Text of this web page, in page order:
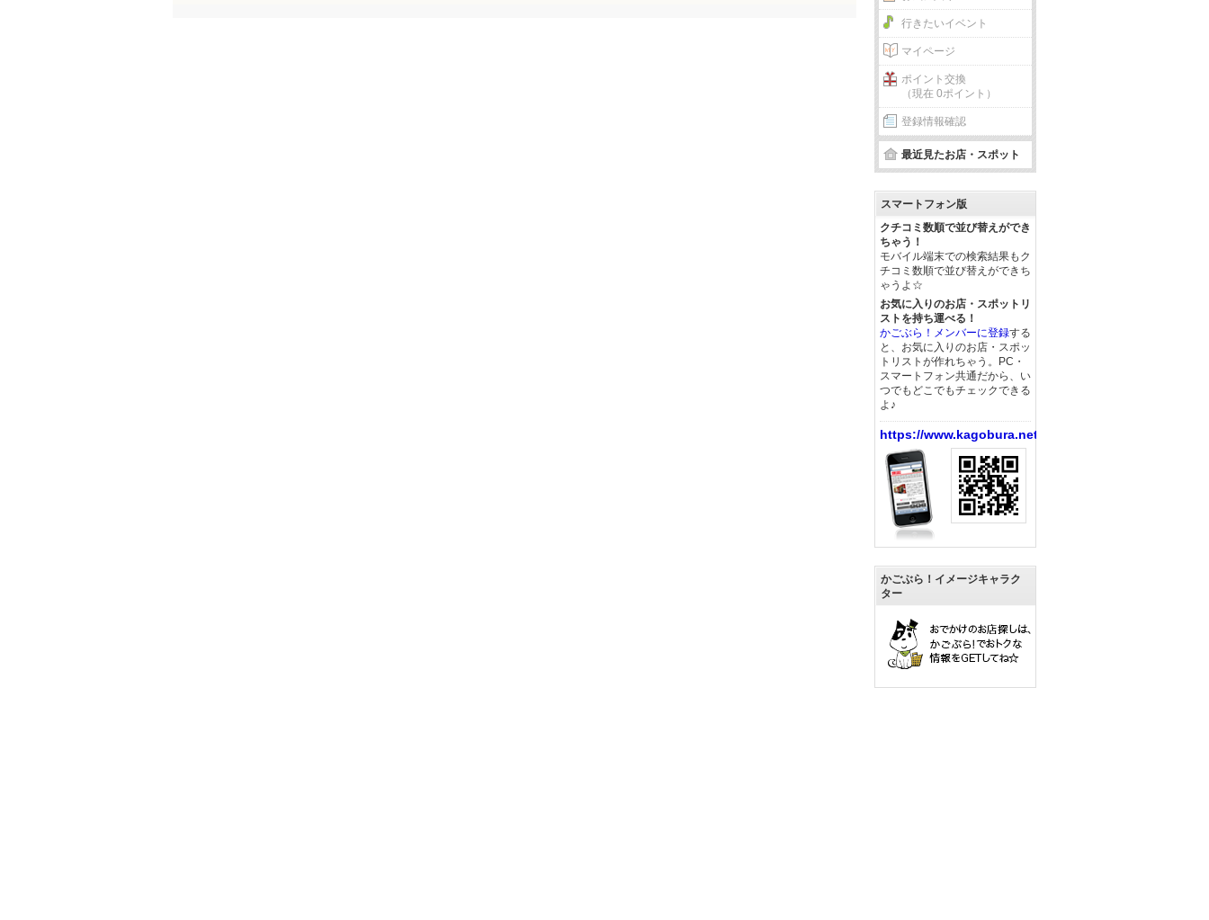
行きたいイベント
マイページ
ポイント交換
（現在 0ポイント）
登録情報確認
最近見たお店・スポット
スマートフォン版
クチコミ数順で並び替えができ
ちゃう！
モバイル端末での検索結果もク
チコミ数順で並び替えができち
ゃうよ☆
お気に入りのお店・スポットリ
ストを持ち運べる！
かごぶら！メンバーに登録する
と、お気に入りのお店・スポッ
トリストが作れちゃう。PC・
スマートフォン共通だから、い
つでもどこでもチェックできる
よ♪
https://www.kagobura.net/
かごぶら！イメージキャラク
ター